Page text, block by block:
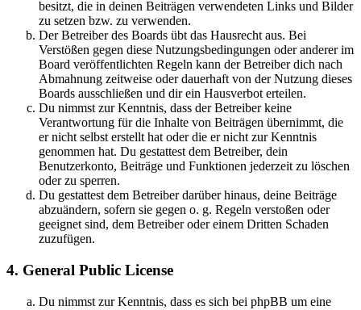
besitzt, die in deinen Beiträgen verwendeten Links und Bilder
zu setzen bzw. zu verwenden.
Der Betreiber des Boards übt das Hausrecht aus. Bei
Verstößen gegen diese Nutzungsbedingungen oder anderer im
Board veröffentlichten Regeln kann der Betreiber dich nach
Abmahnung zeitweise oder dauerhaft von der Nutzung dieses
Boards ausschließen und dir ein Hausverbot erteilen.
Du nimmst zur Kenntnis, dass der Betreiber keine
Verantwortung für die Inhalte von Beiträgen übernimmt, die
er nicht selbst erstellt hat oder die er nicht zur Kenntnis
genommen hat. Du gestattest dem Betreiber, dein
Benutzerkonto, Beiträge und Funktionen jederzeit zu löschen
oder zu sperren.
Du gestattest dem Betreiber darüber hinaus, deine Beiträge
abzuändern, sofern sie gegen o. g. Regeln verstoßen oder
geeignet sind, dem Betreiber oder einem Dritten Schaden
zuzufügen.
4. General Public License
Du nimmst zur Kenntnis, dass es sich bei phpBB um eine